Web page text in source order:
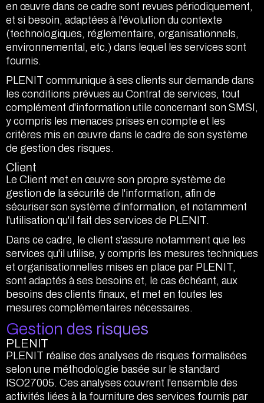
en œuvre dans ce cadre sont revues périodiquement,
et si besoin, adaptées à l'évolution du contexte
(technologiques, réglementaire, organisationnels,
environnemental, etc.) dans lequel les services sont
fournis.
PLENIT communique à ses clients sur demande dans
les conditions prévues au Contrat de services, tout
complément d'information utile concernant son SMSI,
y compris les menaces prises en compte et les
critères mis en œuvre dans le cadre de son système
de gestion des risques.
Client
Le Client met en œuvre son propre système de
gestion de la sécurité de l'information, afin de
sécuriser son système d'information, et notamment
l'utilisation qu'il fait des services de PLENIT.
Dans ce cadre, le client s'assure notamment que les
services qu'il utilise, y compris les mesures techniques
et organisationnelles mises en place par PLENIT,
sont adaptés à ses besoins et, le cas échéant, aux
besoins des clients finaux, et met en toutes les
mesures complémentaires nécessaires.
Gestion des risques
PLENIT
PLENIT réalise des analyses de risques formalisées
selon une méthodologie basée sur le standard
ISO27005. Ces analyses couvrent l'ensemble des
activités liées à la fourniture des services fournis par